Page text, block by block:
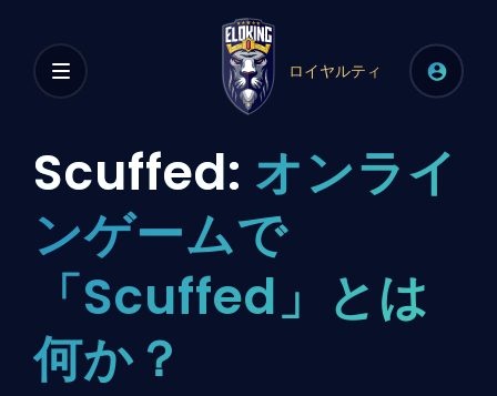
ロイヤルティ
Scuffed: オンライ
ンゲームで
「Scuffed」とは
何か？